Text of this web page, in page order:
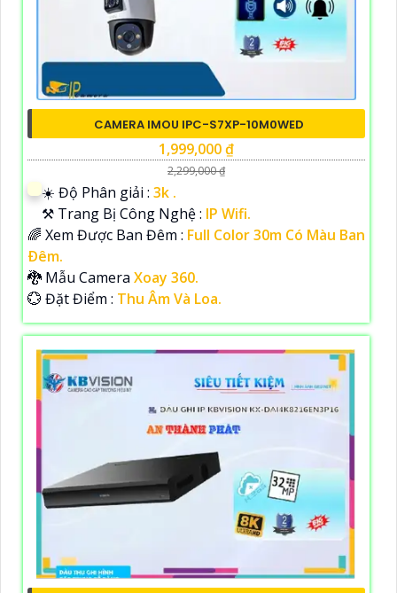
CAMERA IMOU IPC-S7XP-10M0WED
1,999,000 ₫
2,299,000 ₫
☀️ Độ Phân giải : 3k .
⚒ Trang Bị Công Nghệ : IP Wifi.
🌈 Xem Được Ban Đêm : Full Color 30m Có Màu Ban
Ðêm.
🐉️ Mẫu Camera Xoay 360.
️💮 Đặt Điểm : Thu Âm Và Loa.